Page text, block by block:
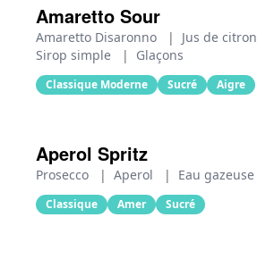
Amaretto Sour
Amaretto Disaronno | Jus de citron
Sirop simple
| Glaçons
Classique Moderne Sucré Aigre
Aperol Spritz
Prosecco | Aperol | Eau gazeuse
Classique Amer Sucré